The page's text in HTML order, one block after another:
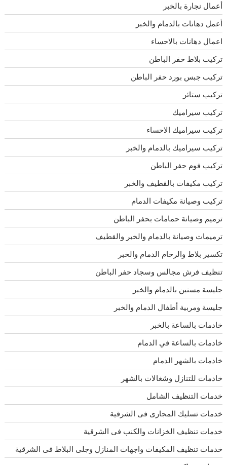
أعمال نجارة بالخبر
أعمل دهانات بالدمام والخبر
اعمال دهانات بالاحساء
تركيب بلاط حفر الباطن
تركيب جبس بورد حفر الباطن
تركيب ستائر
تركيب سيراميك
تركيب سيراميك الاحساء
تركيب سيراميك بالدمام والخبر
تركيب فوم حفر الباطن
تركيب مكيفات بالقطيف والخبر
تركيب وصيانة مكيفات الدمام
ترميم وصيانة حمامات بحفر الباطن
ترميمات وصيانة بالدمام والخبر والقطيف
تكسير بلاط والرخام الدمام والخبر
تنظيف فرش مجالس وسجاد حفر الباطن
جليسة مسنين بالدمام والخبر
جليسة ومربية أطفال الدمام والخبر
خادمات بالساعة بالخبر
خادمات بالساعة في الدمام
خادمات بالشهر الدمام
خادمات للتنازل وشغالات بالشهر
خدمات التنظيف الشامل
خدمات تسليك المجارى فى الشرقية
خدمات تنظيف الخزانات والكنب فى الشرقية
خدمات تنظيف المكيفات واجهات المنازل وجلى البلاط فى الشرقية